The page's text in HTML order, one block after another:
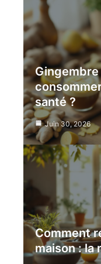
santé ?
Juin 30, 2026
Comment
maison :